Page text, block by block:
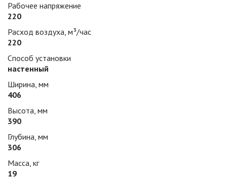
Рабочее напряжение
220
Расход воздуха, м³/час
220
Способ установки
настенный
Ширина, мм
406
Высота, мм
390
Глубина, мм
306
Масса, кг
19